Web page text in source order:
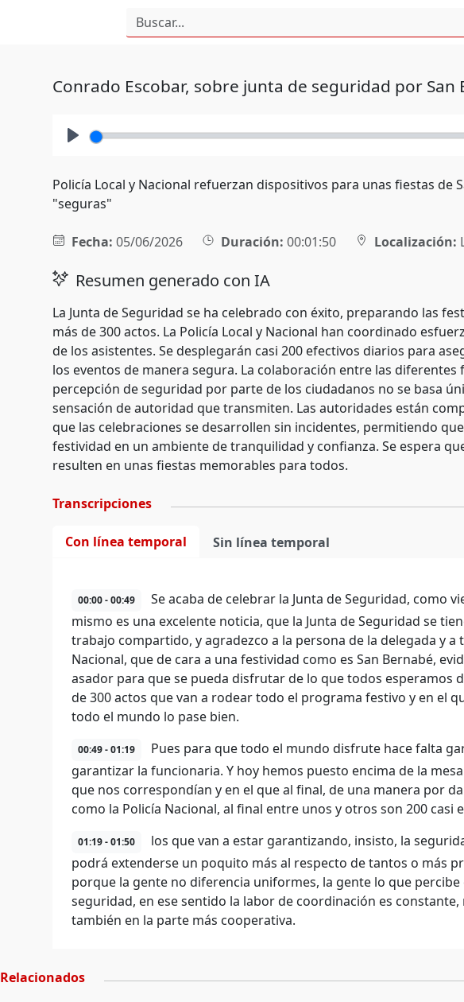
Conrado Escobar, sobre junta de seguridad por San
Policía Local y Nacional refuerzan dispositivos para unas fiestas de
"seguras"
Fecha: 05/06/2026 Duración: 00:01:50 Localización:
Resumen generado con IA
La Junta de Seguridad se ha celebrado con éxito, preparando las
más de 300 actos. La Policía Local y Nacional han coordinado
de los asistentes. Se desplegarán casi 200 efectivos diarios para
los eventos de manera segura. La colaboración entre las
percepción de seguridad por parte de los ciudadanos no se basa
sensación de autoridad que transmiten. Las autoridades están
que las celebraciones se desarrollen sin incidentes, permitiendo
festividad en un ambiente de tranquilidad y confianza. Se espera
resulten en unas fiestas memorables para todos.
Transcripciones
Con línea temporal Sin línea temporal
00:00 - 00:49
Se acaba de celebrar la Junta de Seguridad, como
mismo es una excelente noticia, que la Junta de Seguridad se
trabajo compartido, y agradezco a la persona de la delegada y
Nacional, que de cara a una festividad como es San Bernabé,
asador para que se pueda disfrutar de lo que todos esperamos
de 300 actos que van a rodear todo el programa festivo y en el
todo el mundo lo pase bien.
00:49 - 01:19
Pues para que todo el mundo disfrute hace falta
garantizar la funcionaria. Y hoy hemos puesto encima de la
que nos correspondían y en el que al final, de una manera por
como la Policía Nacional, al final entre unos y otros son 200 casi
01:19 - 01:50
los que van a estar garantizando, insisto, la
podrá extenderse un poquito más al respecto de tantos o más
porque la gente no diferencia uniformes, la gente lo que
seguridad, en ese sentido la labor de coordinación es
también en la parte más cooperativa.
Relacionados